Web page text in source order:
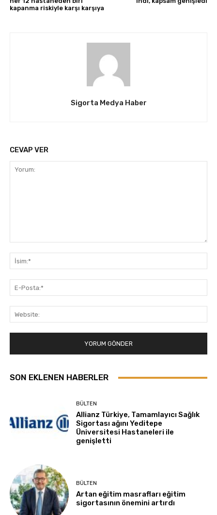
kapanma riskiyle karşı karşıya
Sigorta Medya Haber
CEVAP VER
SON EKLENEN HABERLER
BÜLTEN
Allianz Türkiye, Tamamlayıcı Sağlık
Sigortası ağını Yeditepe
Üniversitesi Hastaneleri ile
genişletti
BÜLTEN
Artan eğitim masrafları eğitim
sigortasının önemini artırdı